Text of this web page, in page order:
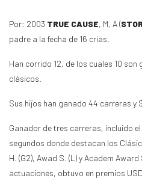
Por: 2003 TRUE CAUSE, M, A (
padre a la fecha de 16 crías.
Han corrido 12, de los cuales 10
clásicos.
Sus hijos han ganado 44 carreras y
Ganador de tres carreras, incluido
segundos donde destacan los
H. (G2), Awad S. (L) y Academ
actuaciones, obtuvo en premios